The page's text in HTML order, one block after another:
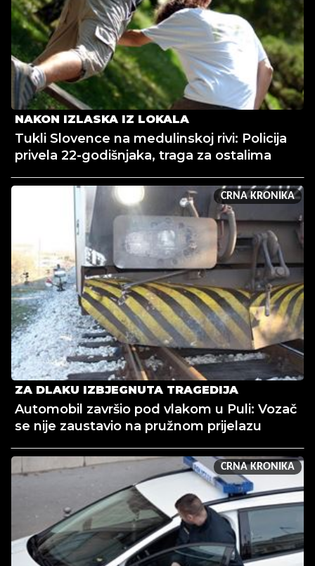
NAKON IZLASKA IZ LOKALA
Tukli Slovence na medulinskoj rivi: Policija
privela 22-godišnjaka, traga za ostalima
CRNA KRONIKA
ZA DLAKU IZBJEGNUTA TRAGEDIJA
Automobil završio pod vlakom u Puli: Vozač
se nije zaustavio na pružnom prijelazu
CRNA KRONIKA